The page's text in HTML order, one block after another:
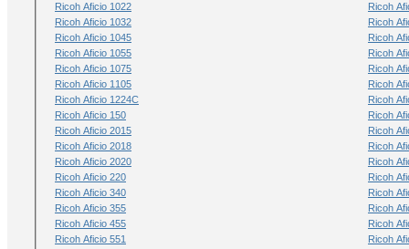
Ricoh Aficio 1022
Ricoh
Ricoh Aficio 1032
Ricoh
Ricoh Aficio 1045
Ricoh
Ricoh Aficio 1055
Ricoh
Ricoh Aficio 1075
Ricoh
Ricoh Aficio 1105
Ricoh
Ricoh Aficio 1224C
Ricoh
Ricoh Aficio 150
Ricoh
Ricoh Aficio 2015
Ricoh
Ricoh Aficio 2018
Ricoh
Ricoh Aficio 2020
Ricoh
Ricoh Aficio 220
Ricoh
Ricoh Aficio 340
Ricoh
Ricoh Aficio 355
Ricoh
Ricoh Aficio 455
Ricoh
Ricoh Aficio 551
Ricoh